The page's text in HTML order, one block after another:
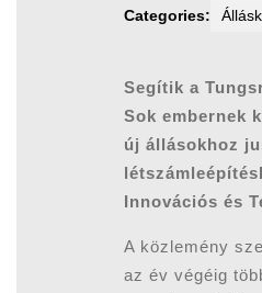
Categories:
Segítik a
Sok embernek
új állásokhoz
Innovációs és
A közlemény
az év végéig